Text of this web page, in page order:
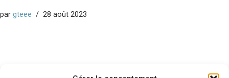
par gteee 28 août 2023